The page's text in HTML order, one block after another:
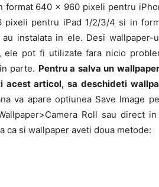
640 x 960 pixeli pentru
pixeli pentru iPad 1/2/3/4 si in
instalata in ele. Desi wallpaper-
pot fi utilizate fara nicio
parte. Pentru a salva un
acest articol, sa deschideti
va apare optiunea Save Image
Roll sau direct
ca si wallpaper aveti doua metode: